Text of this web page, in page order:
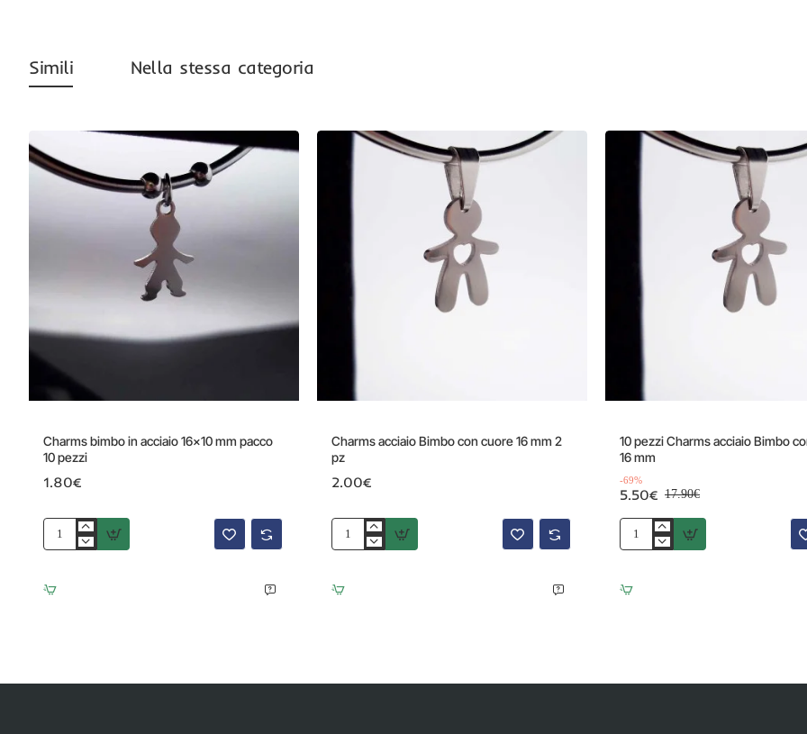
Simili Nella stessa categoria
Charms bimbo in acciaio 16x10 mm pacco
10 pezzi
1.80€
Charms
bimbo
acciaio
16x10
Charms acciaio Bimbo con cuore 16 mm 2
pz
2.00€
Charms
acciaio
con
cuore
10 pezzi Charms acciaio Bimbo
16 mm
-69%
5.50€ 17.90€
pezzi
acciaio
Bimbo